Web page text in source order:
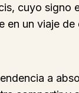
cuyo signo
un viaje de
a